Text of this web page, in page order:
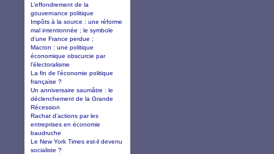
L’effondrement de la
gouvernance politique
Impôts à la source : une réforme
mal intentionnée ; le symbole
d’une France perdue ;
Macron : une politique
économique obscurcie par
l’électoralisme
La fin de l'économie politique
française ?
Un anniversaire saumâtre : le
déclenchement de la Grande
Récession
Rachat d’actions par les
entreprises en économie
baudruche
Le New York Times est-il devenu
socialiste ?